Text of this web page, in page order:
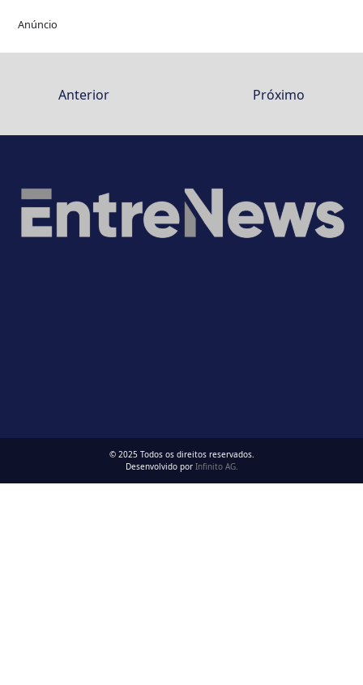
Anúncio
Anterior Próximo
© 2025 Todos os direitos reservados.
Desenvolvido por Infinito AG.